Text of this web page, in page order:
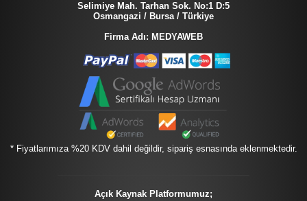
Selimiye Mah. Tarhan Sok. No:1 D:5
Osmangazi / Bursa / Türkiye
Firma Adı: MEDYAWEB
* Fiyatlarımıza %20 KDV dahil değildir, sipariş esnasında eklenmektedir.
Açık Kaynak Platformumuz;